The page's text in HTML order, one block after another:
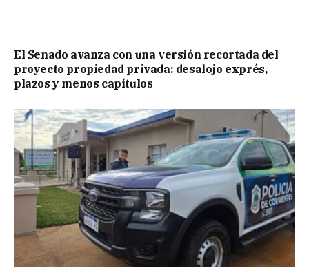
El Senado avanza con una versión recortada del
proyecto propiedad privada: desalojo exprés,
plazos y menos capítulos